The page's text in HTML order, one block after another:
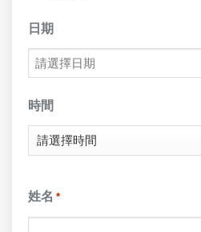
日期
DD
slash
MM
YYYY
時間
姓名 *